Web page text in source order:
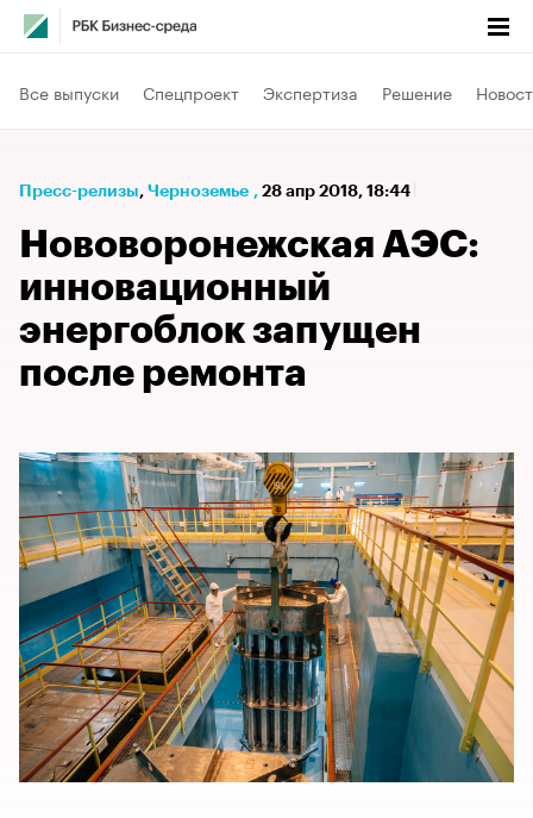
Все выпуски Спецпроект Экспертиза Решение
Пресс-релизы⁠, Черноземье , 28 апр 2018, 18:44
Нововоронежская АЭС:
инновационный
энергоблок запущен
после ремонта